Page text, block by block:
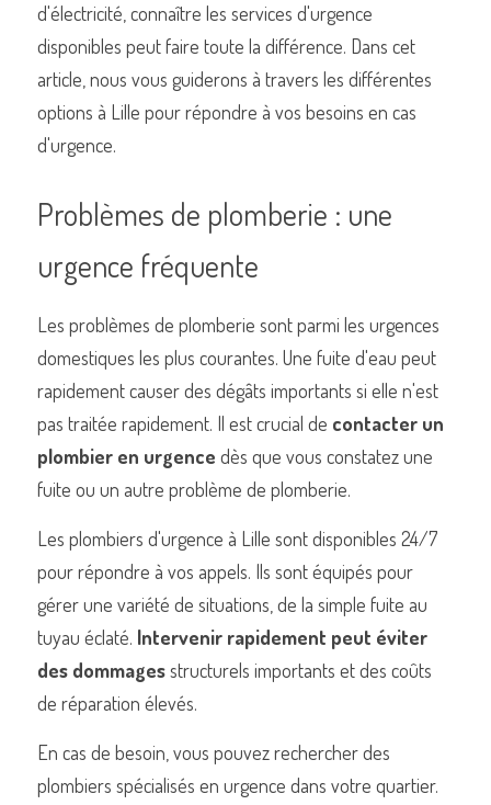
Rechercher
Commander un de nos livres sur Lille
d'électricité, connaître les services d'urgence
disponibles peut faire toute la différence. Dans cet
article, nous vous guiderons à travers les différentes
options à Lille pour répondre à vos besoins en cas
d'urgence.
Problèmes de plomberie : une
urgence fréquente
Les problèmes de plomberie sont parmi les urgences
domestiques les plus courantes. Une fuite d'eau peut
rapidement causer des dégâts importants si elle n'est
pas traitée rapidement. Il est crucial de contacter un
plombier en urgence dès que vous constatez une
fuite ou un autre problème de plomberie.
Les plombiers d'urgence à Lille sont disponibles 24/7
pour répondre à vos appels. Ils sont équipés pour
gérer une variété de situations, de la simple fuite au
tuyau éclaté. Intervenir rapidement peut éviter
des dommages structurels importants et des coûts
de réparation élevés.
En cas de besoin, vous pouvez rechercher des
plombiers spécialisés en urgence dans votre quartier.